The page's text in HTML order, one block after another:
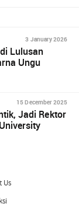
3 January 2026
Lulusan
Ungu
15 December 2025
Jadi Rektor
Us